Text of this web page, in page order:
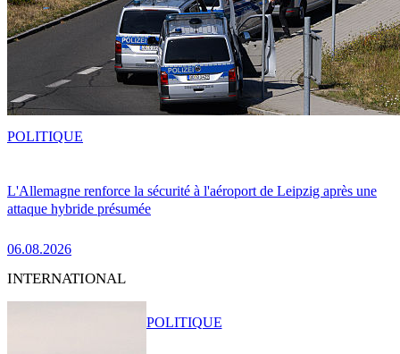
L'Allemagne renforce la sécurité à l'aéroport de Leipzig après une
attaque hybride présumée
06.08.2026
POLITIQUE
INTERNATIONAL
POLITIQUE